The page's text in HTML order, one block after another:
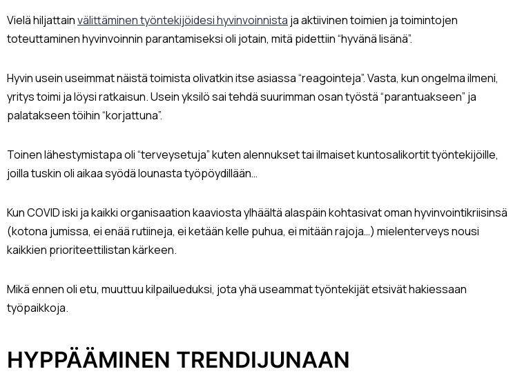
Vielä hiljattainvälittäminen työntekijöidesi hyvinvoinnista ja aktiivinen toimien ja toimintojen
toteuttaminen hyvinvoinnin parantamiseksi oli jotain, mitä pidettiin “hyvänä lisänä”.
Hyvin usein useimmat näistä toimista olivatkin itse asiassa “reagointeja”. Vasta, kun ongelma ilmeni,
yritys toimi ja löysi ratkaisun. Usein yksilö sai tehdä suurimman osan työstä “parantuakseen” ja
palatakseen töihin “korjattuna”.
Toinen lähestymistapa oli “terveysetuja” kuten alennukset tai ilmaiset kuntosalikortit työntekijöille,
joilla tuskin oli aikaa syödä lounasta työpöydillään…
Kun COVID iski ja kaikki organisaation kaaviosta ylhäältä alaspäin kohtasivat oman hyvinvointikriisinsä
(kotona jumissa, ei enää rutiineja, ei ketään kelle puhua, ei mitään rajoja…) mielenterveys nousi
kaikkien prioriteettilistan kärkeen.
Mikä ennen oli etu, muuttuu kilpailueduksi, jota yhä useammat työntekijät etsivät hakiessaan
työpaikkoja.
HYPPÄÄMINEN TRENDIJUNAAN